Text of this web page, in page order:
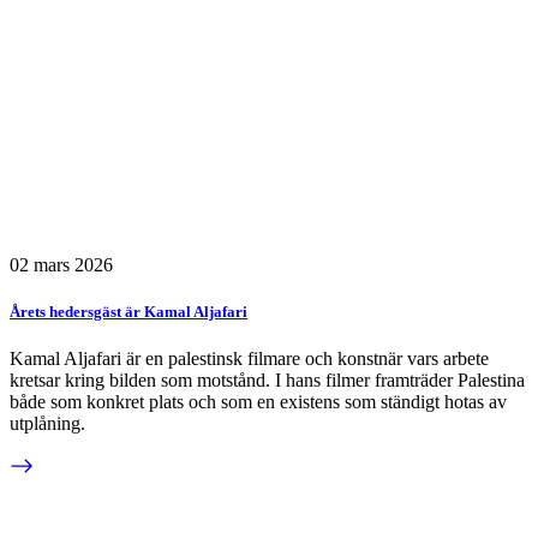
02 mars 2026
Årets hedersgäst är Kamal Aljafari
Kamal Aljafari är en palestinsk filmare och konstnär vars arbete
kretsar kring bilden som motstånd. I hans filmer framträder Palestina
både som konkret plats och som en existens som ständigt hotas av
utplåning.